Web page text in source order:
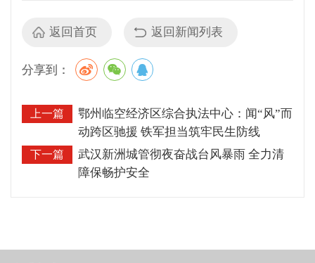
返回首页 返回新闻列表
分享到：
上一篇
鄂州临空经济区综合执法中心：闻“风”而
动跨区驰援 铁军担当筑牢民生防线
下一篇
武汉新洲城管彻夜奋战台风暴雨 全力清
障保畅护安全